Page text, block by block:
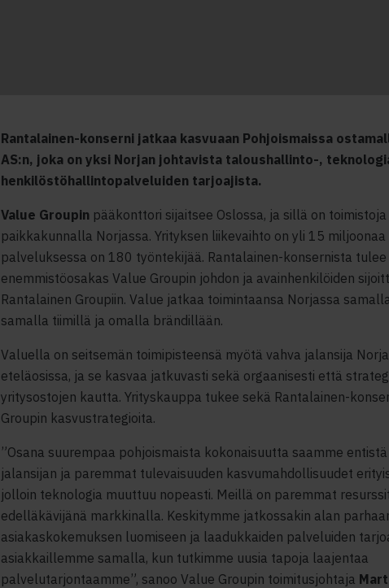
Rantalainen-konserni jatkaa kasvuaan Pohjoismaissa
AS:n, joka on yksi Norjan johtavista taloushallinto-,
henkilöstöhallintopalveluiden tarjoajista.
Value Groupin pääkonttori sijaitsee Oslossa, ja sillä on
paikkakunnalla Norjassa. Yrityksen liikevaihto on yli 15 miljoonaa
palveluksessa on 180 työntekijää. Rantalainen-konsernista tulee
enemmistöosakas Value Groupin johdon ja avainhenkilöiden
Rantalainen Groupiin. Value jatkaa toimintaansa Norjassa
samalla tiimillä ja omalla brändillään.
Valuella on seitsemän toimipisteensä myötä vahva jalansija
eteläosissa, ja se kasvaa jatkuvasti sekä orgaanisesti että
yritysostojen kautta. Yrityskauppa tukee sekä Rantalainen-
Groupin kasvustrategioita.
”Osana suurempaa pohjoismaista kokonaisuutta saamme
jalansijan ja paremmat tulevaisuuden kasvumahdollisuudet
jolloin teknologia muuttuu nopeasti. Meillä on paremmat
edelläkävijänä markkinalla. Keskitymme jatkossakin alan
asiakaskokemuksen luomiseen ja laadukkaiden palveluiden
asiakkaillemme samalla, kun tutkimme uusia tapoja laajentaa
palvelutarjontaamme”, sanoo Value Groupin toimitusjohtaja